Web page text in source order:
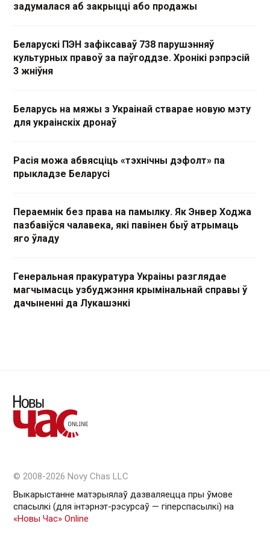
задумалася аб закрыцці або продажы
Беларускі ПЭН зафіксаваў 738 парушэнняў
культурных правоў за паўгоддзе. Хронікі рэпрэсій
3 жніўня
Беларусь на мяжы з Украінай стварае новую мэту
для украінскіх дронаў
Расія можа абвясціць «тэхнічны дэфолт» па
прыкладзе Беларусі
Пераемнік без права на памылку. Як Энвер Ходжа
пазбавіўся чалавека, які павінен быў атрымаць
яго ўладу
Генеральная пракуратура Украіны разглядае
магчымасць узбуджэння крымінальнай справы ў
дачыненні да Лукашэнкі
© 2008-2026 Novy Chas LLC
Выкарыстанне матэрыялаў дазваляецца пры ўмове
спасылкі (для інтэрнэт-рэсурсаў — гiперспасылкi) на
«Новы Час» Online